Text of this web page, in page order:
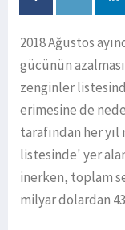
2018 Ağustos
gücünün
zenginler
erimesine de
tarafından her
listesinde' yer
inerken, toplam
milyar dolardan